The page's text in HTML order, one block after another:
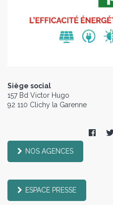
Siège social
157 Bd Victor Hugo
92 110 Clichy la Garenne
NOS AGENCES
ESPACE PRESSE